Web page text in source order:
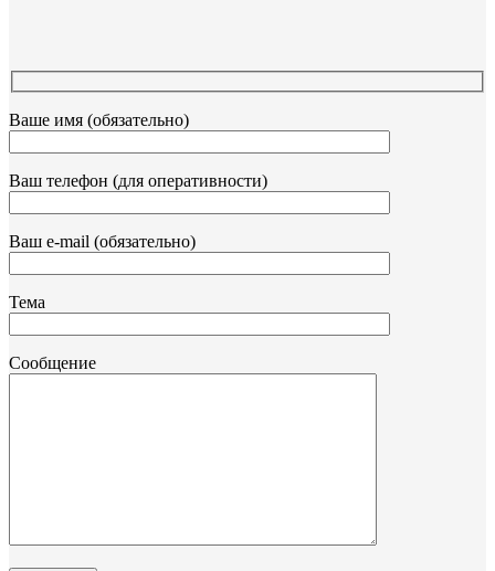
Ваше имя (обязательно)
Ваш телефон (для оперативности)
Ваш e-mail (обязательно)
Тема
Сообщение